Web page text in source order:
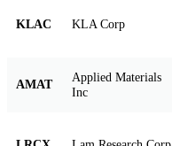
KLAC KLA Corp
AMAT
Applied Materials
Inc